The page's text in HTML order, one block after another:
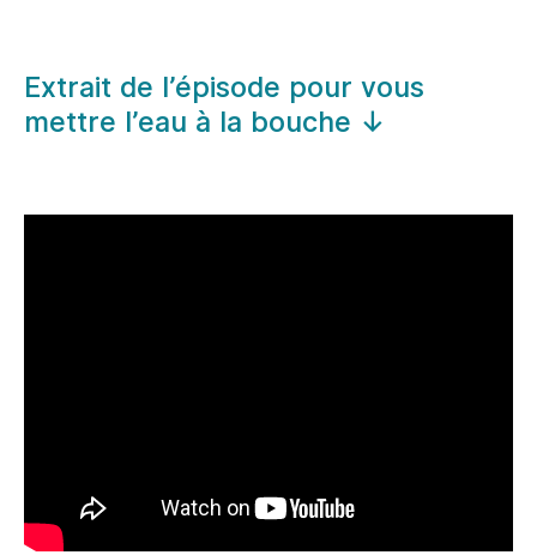
Extrait de l’épisode pour vous
mettre l’eau à la bouche ↓